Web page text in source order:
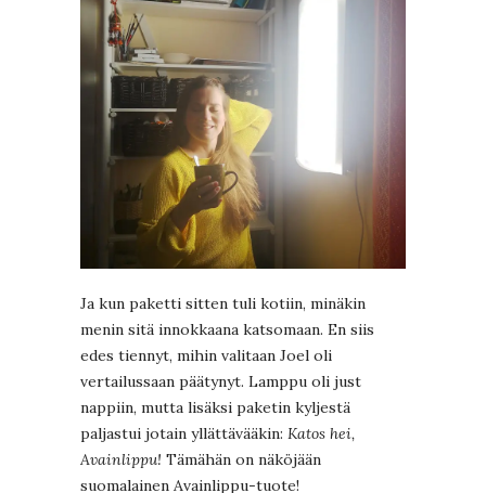
Ja kun paketti sitten tuli kotiin, minäkin
menin sitä innokkaana katsomaan. En siis
edes tiennyt, mihin valitaan Joel oli
vertailussaan päätynyt. Lamppu oli just
nappiin, mutta lisäksi paketin kyljestä
paljastui jotain yllättävääkin: Katos hei,
Avainlippu! Tämähän on näköjään
suomalainen Avainlippu-tuote!